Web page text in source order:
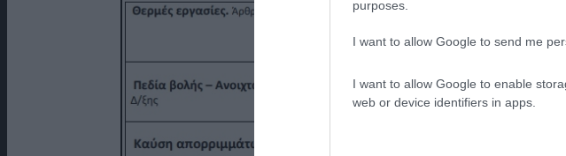
purposes.
I want to allow Google to send me
I want to allow Google to enable
web or device identifiers in apps.